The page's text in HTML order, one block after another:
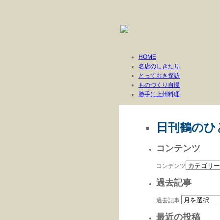
HOME
名店のしきたり
とっておき探訪
ものづくり自慢
勝手に上州料理
日刊鶴の
コンテンツ
コンテンツ
過去記事
過去記事
最近の投稿